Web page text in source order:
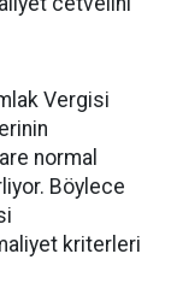
Vergisi
normal
Böylece
kriterleri